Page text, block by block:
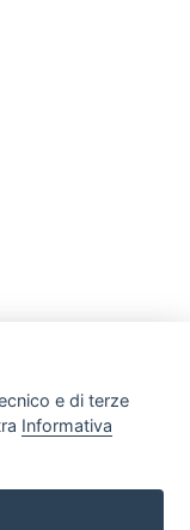
e di terze
Informativa